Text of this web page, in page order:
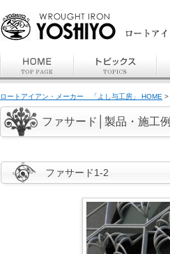
ロートアイアン・メーカー 「よし与工房」 HOME >
ファサード│製品・施工例
ファサード1-2